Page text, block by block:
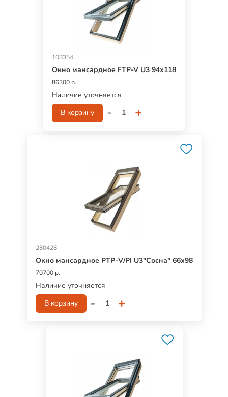
108354
Окно мансардное FTP-V U3 94х118
86300 р.
Наличие уточняется
В корзину
- +
280428
Окно мансардное РТР-V/PI U3"Сосна" 66х98
70700 р.
Наличие уточняется
В корзину
- +